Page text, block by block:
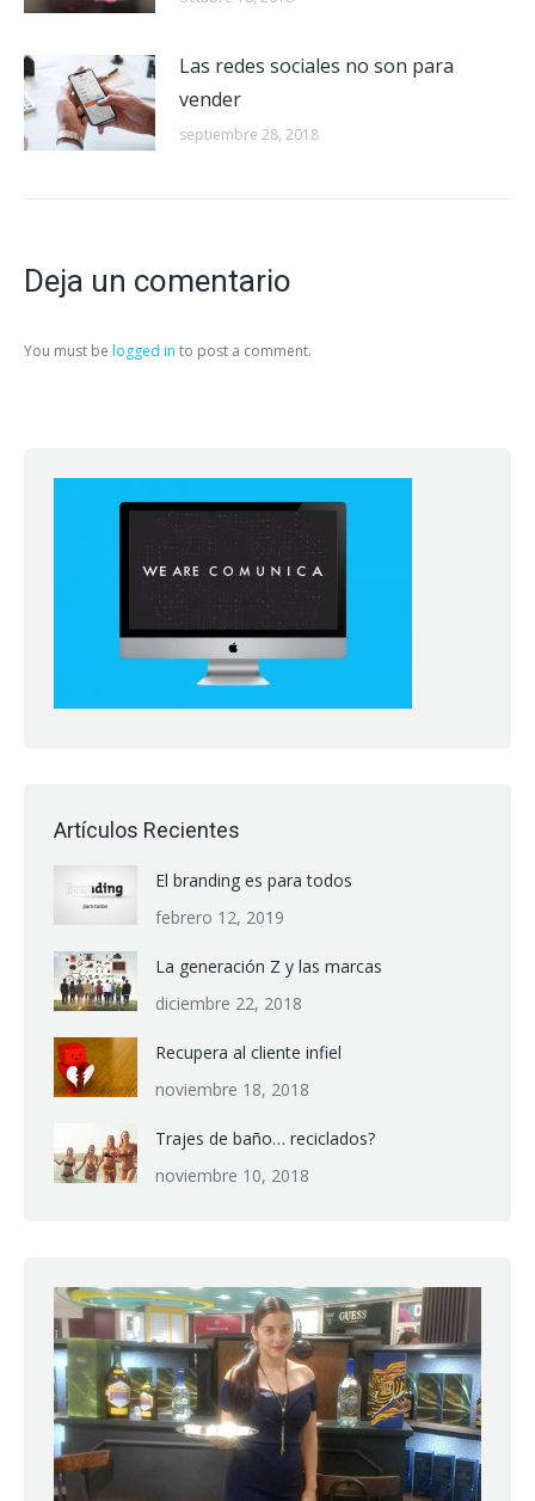
Las redes sociales no son para
vender
septiembre 28, 2018
Deja un comentario
You must be logged in to post a comment.
Artículos Recientes
El branding es para todos
febrero 12, 2019
La generación Z y las marcas
diciembre 22, 2018
Recupera al cliente infiel
noviembre 18, 2018
Trajes de baño… reciclados?
noviembre 10, 2018